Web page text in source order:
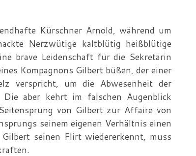
Kürschner Arnold, während um
Nerzwütige kaltblütig heißblütige
brave Leidenschaft für die Sekretärin
Kompagnons Gilbert büßen, der einer
verspricht, um die Abwesenheit der
aber kehrt im falschen Augenblick
von Gilbert zur Affaire von
seinem eigenen Verhältnis einen
seinen Flirt wiedererkennt, muss